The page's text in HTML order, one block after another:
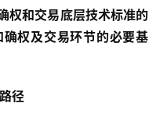
权和交易底层技术标准的
权及交易环节的必要基
径